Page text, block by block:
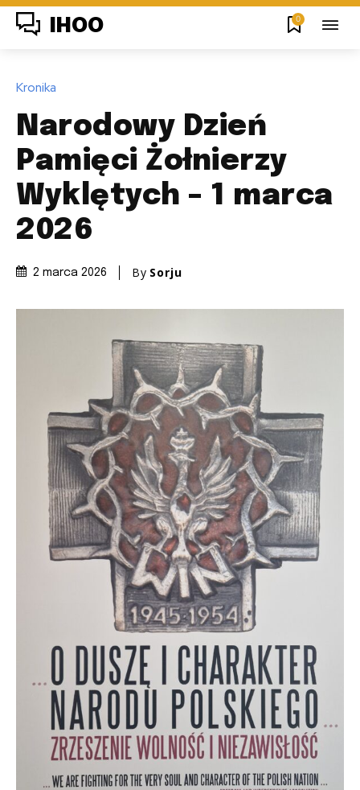
IHOO 0
Kronika
Narodowy Dzień
Pamięci Żołnierzy
Wyklętych – 1 marca
2026
2 marca 2026 By Sorju